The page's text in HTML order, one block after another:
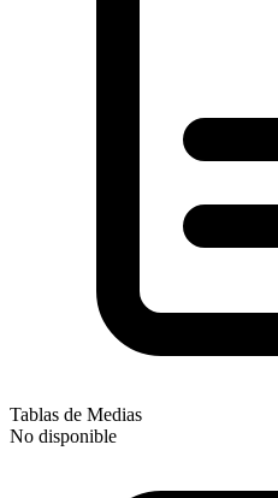
Tablas de Medias
No disponible